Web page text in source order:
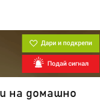
на домашно